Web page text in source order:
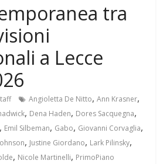
tra
a Lecce
Angioletta De Nitto,Ann Krasner,
, Dena Haden, Dores Sacquegna,
, Emil Silbeman, Gabo, Giovanni Corvaglia,
, Justine Giordano, Lark Pilinsky,
, Nicole Martinelli, PrimoPiano